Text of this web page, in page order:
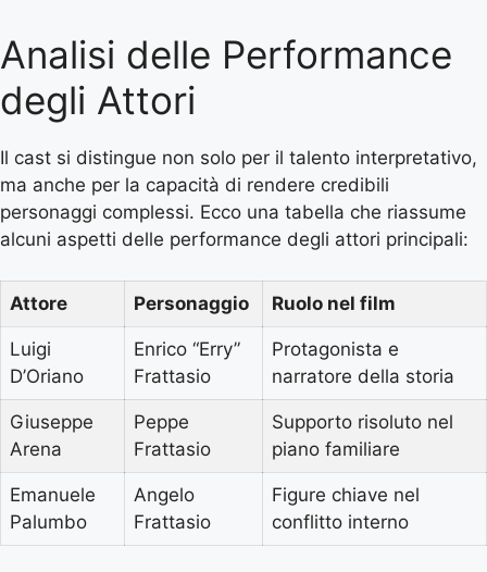
Analisi delle Performance
degli Attori
Il cast si distingue non solo per il talento interpretativo,
ma anche per la capacità di rendere credibili
personaggi complessi. Ecco una tabella che riassume
alcuni aspetti delle performance degli attori principali:
Attore Personaggio Ruolo nel film
Luigi
D’Oriano
Enrico “Erry”
Frattasio
Protagonista e
narratore della storia
Giuseppe
Arena
Peppe
Frattasio
Supporto risoluto nel
piano familiare
Emanuele
Palumbo
Angelo
Frattasio
Figure chiave nel
conflitto interno